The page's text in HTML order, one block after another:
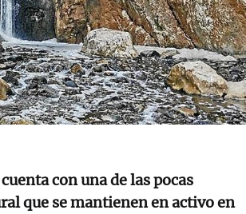
con una de las pocas
que se mantienen en activo en